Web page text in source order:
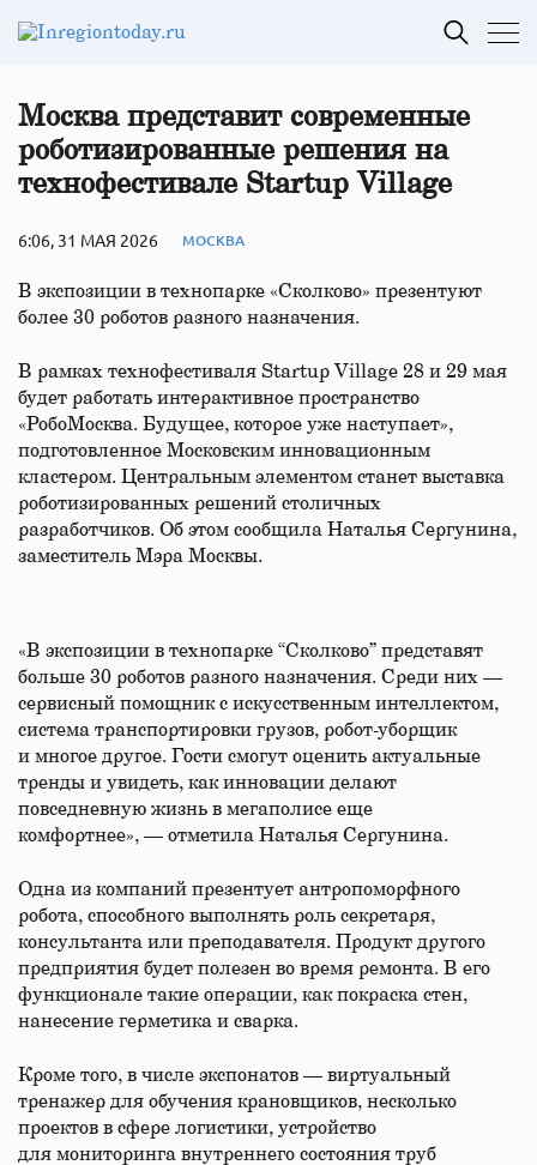
Москва представит современные
роботизированные решения на
технофестивале Startup Village
6:06, 31 МАЯ 2026 МОСКВА
В экспозиции в технопарке «Сколково» презентуют
более 30 роботов разного назначения.
В рамках технофестиваля Startup Village 28 и 29 мая
будет работать интерактивное пространство
«РобоМосква. Будущее, которое уже наступает»,
подготовленное Московским инновационным
кластером. Центральным элементом станет выставка
роботизированных решений столичных
разработчиков. Об этом сообщила Наталья Сергунина,
заместитель Мэра Москвы.
«В экспозиции в технопарке “Сколково” представят
больше 30 роботов разного назначения. Среди них —
сервисный помощник с искусственным интеллектом,
система транспортировки грузов, робот-уборщик
и многое другое. Гости смогут оценить актуальные
тренды и увидеть, как инновации делают
повседневную жизнь в мегаполисе еще
комфортнее», — отметила Наталья Сергунина.
Одна из компаний презентует антропоморфного
робота, способного выполнять роль секретаря,
консультанта или преподавателя. Продукт другого
предприятия будет полезен во время ремонта. В его
функционале такие операции, как покраска стен,
нанесение герметика и сварка.
Кроме того, в числе экспонатов — виртуальный
тренажер для обучения крановщиков, несколько
проектов в сфере логистики, устройство
для мониторинга внутреннего состояния труб